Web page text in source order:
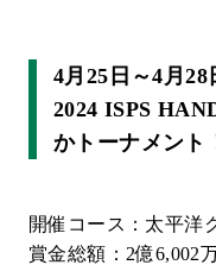
4月25日～4月28
2024 ISPS
かトーナメント
開催コース：太平洋
賞金総額：2億6,002